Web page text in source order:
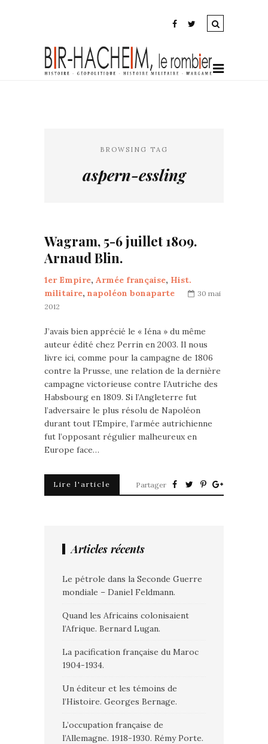
BROWSING TAG
aspern-essling
Wagram, 5-6 juillet 1809.
Arnaud Blin.
1er Empire, Armée française, Hist.
militaire, napoléon bonaparte
30 mai
2012
J’avais bien apprécié le « Iéna » du même
auteur édité chez Perrin en 2003. Il nous
livre ici, comme pour la campagne de 1806
contre la Prusse, une relation de la dernière
campagne victorieuse contre l’Autriche des
Habsbourg en 1809. Si l’Angleterre fut
l’adversaire le plus résolu de Napoléon
durant tout l’Empire, l’armée autrichienne
fut l’opposant régulier malheureux en
Europe face…
Lire l'article Partager
Articles récents
Le pétrole dans la Seconde Guerre
mondiale – Daniel Feldmann.
Quand les Africains colonisaient
l’Afrique. Bernard Lugan.
La pacification française du Maroc
1904-1934.
Un éditeur et les témoins de
l’Histoire. Georges Bernage.
L’occupation française de
l’Allemagne. 1918-1930. Rémy Porte.